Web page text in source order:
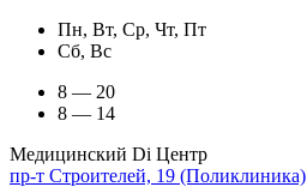
Пн, Вт, Ср, Чт, Пт
Сб, Вс
8 — 20
8 — 14
Медицинский Di Центр
пр-т Строителей, 19 (Поликлиника)